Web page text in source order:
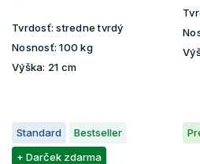
Tvrdosť: stredne tvrdý
Nosnosť: 100 kg
Výška: 21 cm
Standard
Bestseller
+ Darček zdarma